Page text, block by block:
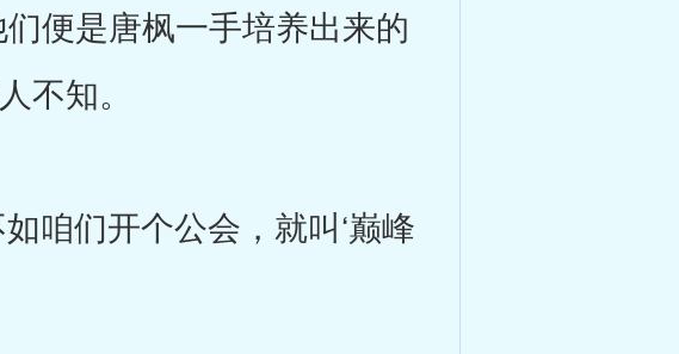
是唐枫一手培养出来的
不知。
咱们开个公会，就叫‘巅峰